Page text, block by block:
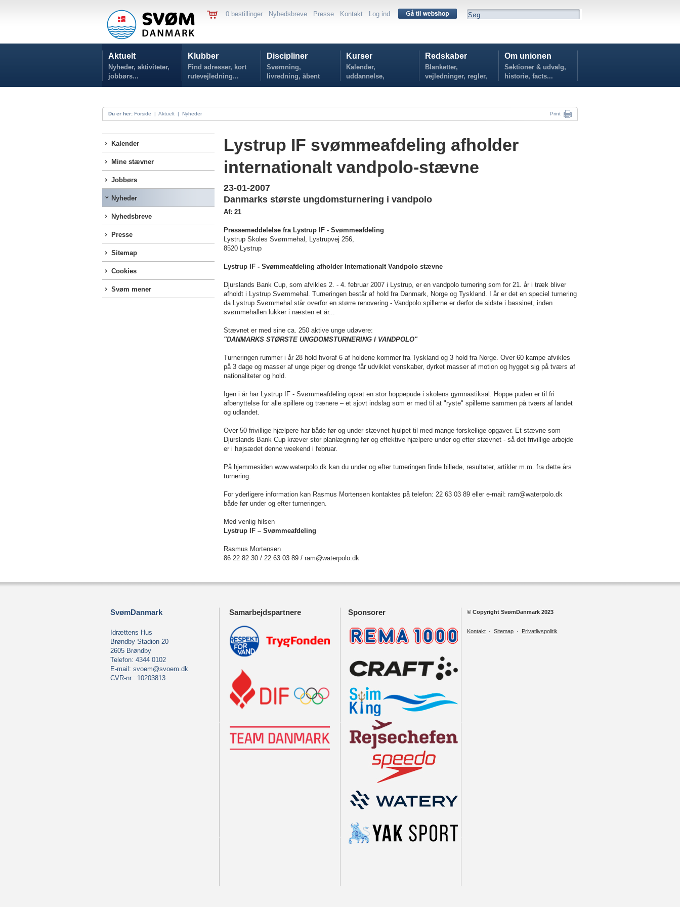
0 bestillinger Nyhedsbreve Presse Kontakt Log ind
Aktuelt
Nyheder, aktiviteter,
jobbørs...
Klubber
Find adresser, kort
rutevejledning...
Discipliner
Svømning,
livredning, åbent
vand...
Kurser
Kalender,
uddannelse,
tilmelding...
Redskaber
Blanketter,
vejledninger, regler,
politikker...
Om unionen
Sektioner & udvalg,
historie, facts...
Du er her: Forside | Aktuelt | Nyheder Print
Kalender
Mine stævner
Jobbørs
Nyheder
Nyhedsbreve
Presse
Sitemap
Cookies
Svøm mener
Lystrup IF svømmeafdeling afholder
internationalt vandpolo-stævne
23-01-2007
Danmarks største ungdomsturnering i vandpolo
Af: 21
Pressemeddelelse fra Lystrup IF - Svømmeafdeling
Lystrup Skoles Svømmehal, Lystrupvej 256,
8520 Lystrup
Lystrup IF - Svømmeafdeling afholder Internationalt Vandpolo stævne
Djurslands Bank Cup, som afvikles 2. - 4. februar 2007 i Lystrup, er en vandpolo turnering som for 21. år i træk bliver
afholdt i Lystrup Svømmehal. Turneringen består af hold fra Danmark, Norge og Tyskland. I år er det en speciel turnering
da Lystrup Svømmehal står overfor en større renovering - Vandpolo spillerne er derfor de sidste i bassinet, inden
svømmehallen lukker i næsten et år...
Stævnet er med sine ca. 250 aktive unge udøvere:
"DANMARKS STØRSTE UNGDOMSTURNERING I VANDPOLO"
Turneringen rummer i år 28 hold hvoraf 6 af holdene kommer fra Tyskland og 3 hold fra Norge. Over 60 kampe afvikles
på 3 dage og masser af unge piger og drenge får udviklet venskaber, dyrket masser af motion og hygget sig på tværs af
nationaliteter og hold.
Igen i år har Lystrup IF - Svømmeafdeling opsat en stor hoppepude i skolens gymnastiksal. Hoppe puden er til fri
afbenyttelse for alle spillere og trænere – et sjovt indslag som er med til at "ryste" spillerne sammen på tværs af landet
og udlandet.
Over 50 frivillige hjælpere har både før og under stævnet hjulpet til med mange forskellige opgaver. Et stævne som
Djurslands Bank Cup kræver stor planlægning før og effektive hjælpere under og efter stævnet - så det frivillige arbejde
er i højsædet denne weekend i februar.
På hjemmesiden www.waterpolo.dk kan du under og efter turneringen finde billede, resultater, artikler m.m. fra dette års
turnering.
For yderligere information kan Rasmus Mortensen kontaktes på telefon: 22 63 03 89 eller e-mail: ram@waterpolo.dk
både før under og efter turneringen.
Med venlig hilsen
Lystrup IF – Svømmeafdeling
Rasmus Mortensen
86 22 82 30 / 22 63 03 89 / ram@waterpolo.dk
SvømDanmark
Idrættens Hus
Brøndby Stadion 20
2605 Brøndby
Telefon: 4344 0102
E-mail: svoem@svoem.dk
CVR-nr.: 10203813
Samarbejdspartnere Sponsorer © Copyright SvømDanmark 2023
Kontakt · Sitemap · Privatlivspolitik